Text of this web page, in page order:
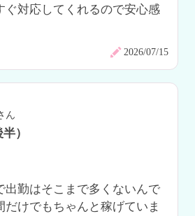
ぐ対応してくれるので安心感
2026/07/15
ん
）
出勤はそこまで多くないんで
だけでもちゃんと稼げていま